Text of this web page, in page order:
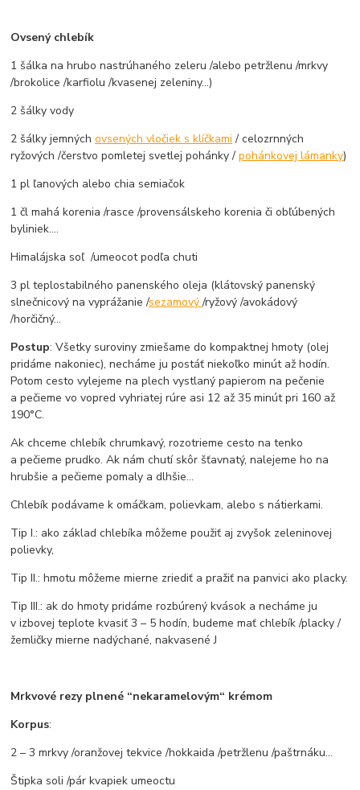
Ovsený chlebík
1 šálka na hrubo nastrúhaného zeleru /alebo petržlenu /mrkvy
/brokolice /karfiolu /kvasenej zeleniny...)
2 šálky vody
2 šálky jemnýchovsených vločiek s klíčkami / celozrnných
ryžových /čerstvo pomletej svetlej pohánky /pohánkovej lámanky)
1 pl ľanových alebo chia semiačok
1 čl mahá korenia /rasce /provensálskeho korenia či obľúbených
byliniek....
Himalájska soľ /umeocot podľa chuti
3 pl teplostabilného panenského oleja (klátovský panenský
slnečnicový na vyprážanie /sezamový/ryžový /avokádový
/horčičný...
Postup: Všetky suroviny zmiešame do kompaktnej hmoty (olej
pridáme nakoniec), necháme ju postáť niekoľko minút až hodín.
Potom cesto vylejeme na plech vystlaný papierom na pečenie
a pečieme vo vopred vyhriatej rúre asi 12 až 35 minút pri 160 až
190°C.
Ak chceme chlebík chrumkavý, rozotrieme cesto na tenko
a pečieme prudko. Ak nám chutí skôr šťavnatý, nalejeme ho na
hrubšie a pečieme pomaly a dlhšie...
Chlebík podávame k omáčkam, polievkam, alebo s nátierkami.
Tip I.: ako základ chlebíka môžeme použiť aj zvyšok zeleninovej
polievky,
Tip II.: hmotu môžeme mierne zriediť a pražiť na panvici ako placky.
Tip III.: ak do hmoty pridáme rozbúrený kvások a necháme ju
v izbovej teplote kvasiť 3 – 5 hodín, budeme mať chlebík /placky /
žemličky mierne nadýchané, nakvasené J
Mrkvové rezy plnené “nekaramelovým“ krémom
Korpus:
2 – 3 mrkvy /oranžovej tekvice /hokkaida /petržlenu /paštrnáku...
Štipka soli /pár kvapiek umeoctu